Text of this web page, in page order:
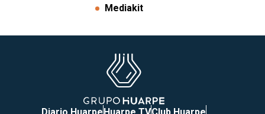
Mediakit